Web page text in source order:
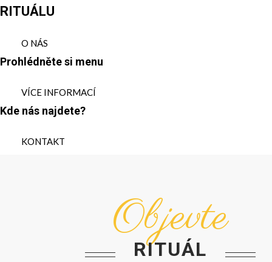
RITUÁLU
O NÁS
Prohlédněte si menu
VÍCE INFORMACÍ
Kde nás najdete?
KONTAKT
Objevte
RITUÁL